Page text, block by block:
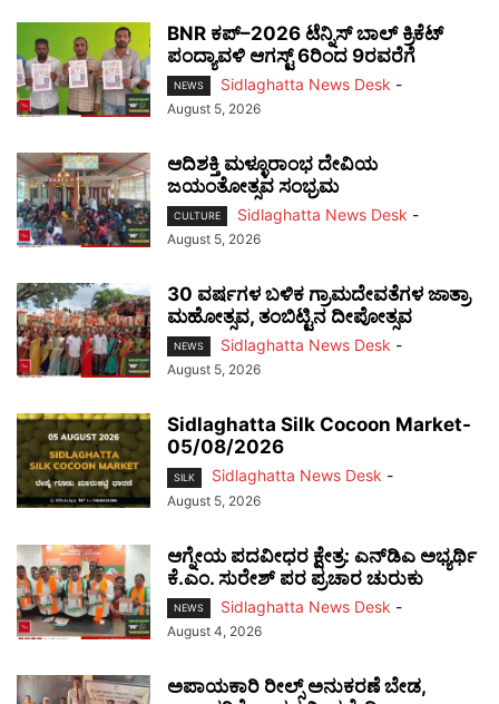
BNR ಕಪ್–2026 ಟೆನ್ನಿಸ್ ಬಾಲ್ ಕ್ರಿಕೆಟ್
ಪಂದ್ಯಾವಳಿ ಆಗಸ್ಟ್ 6ರಿಂದ 9ರವರೆಗೆ
NEWS Sidlaghatta News Desk -
August 5, 2026
ಆದಿಶಕ್ತಿ ಮಳ್ಳೂರಾಂಭ ದೇವಿಯ
ಜಯಂತೋತ್ಸವ ಸಂಭ್ರಮ
CULTURE Sidlaghatta News Desk -
August 5, 2026
30 ವರ್ಷಗಳ ಬಳಿಕ ಗ್ರಾಮದೇವತೆಗಳ ಜಾತ್ರಾ
ಮಹೋತ್ಸವ, ತಂಬಿಟ್ಟಿನ ದೀಪೋತ್ಸವ
NEWS Sidlaghatta News Desk -
August 5, 2026
Sidlaghatta Silk Cocoon Market-
05/08/2026
SILK Sidlaghatta News Desk -
August 5, 2026
ಆಗ್ನೇಯ ಪದವೀಧರ ಕ್ಷೇತ್ರ: ಎನ್‌ಡಿಎ ಅಭ್ಯರ್ಥಿ
ಕೆ.ಎಂ. ಸುರೇಶ್ ಪರ ಪ್ರಚಾರ ಚುರುಕು
NEWS Sidlaghatta News Desk -
August 4, 2026
ಅಪಾಯಕಾರಿ ರೀಲ್ಸ್ ಅನುಕರಣೆ ಬೇಡ,